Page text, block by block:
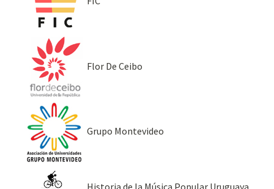
Flor De Ceibo
Grupo Montevideo
Historia de la Música Popular Uruguaya